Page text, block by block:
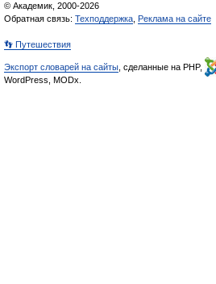
© Академик, 2000-2026
Обратная связь: Техподдержка Реклама на сайте
👣 Путешествия
Экспорт словарей на сайты , сделанные на PHP,
WordPress, MODx.